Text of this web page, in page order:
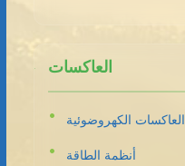
العاكسات
العاكسات الكهروضوئية
أنظمة الطاقة